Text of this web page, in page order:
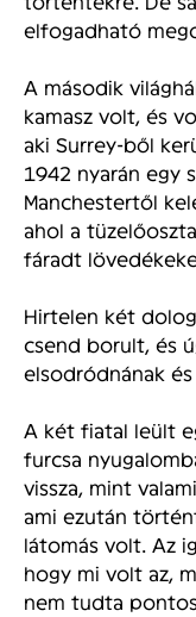
elfogadható
A második
kamasz volt, és
aki Surrey-ből
1942 nyarán egy
Manchestertől
ahol a
fáradt
Hirtelen két
csend borult, és
elsodródnának
A két fiatal leült
furcsa
vissza, mint
ami ezután
látomás volt. Az
hogy mi volt az,
nem tudta